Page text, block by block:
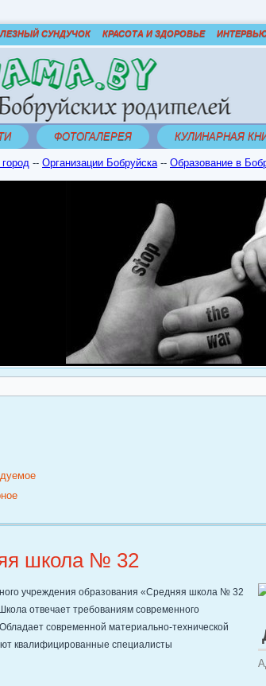
СУНДУЧОК КРАСОТА И ЗДОРОВЬЕ
ФОТОГАЛЕРЕЯ КУЛИНАРНАЯ
-- Организации Бобруйска-- Образование в
школа № 32
учреждения образования «Средняя школа № 32
отвечает требованиям современного
современной материально-технической
квалифицированные специалисты